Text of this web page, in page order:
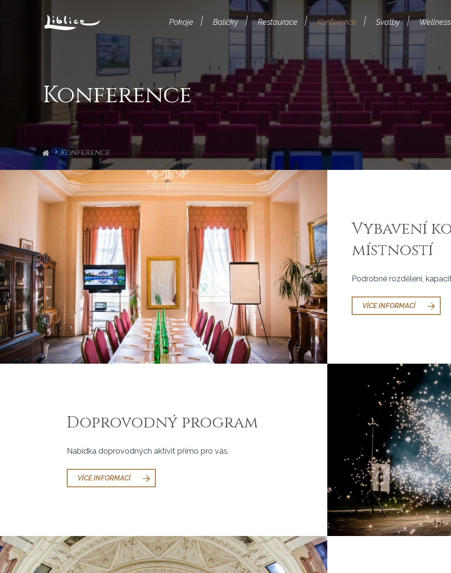
Pokoje Balíčky Restaurace Konference Svatby Wellness
Konference
Konference
Vybavení
místností
Podrobné rozdělení,
VÍCE INFORMACÍ
Doprovodný program
Nabídka doprovodných aktivit přímo pro vás.
VÍCE INFORMACÍ